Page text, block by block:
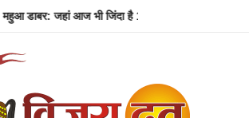
जहां आज भी जिंदा है 1857 की क्रांति की गूंज।